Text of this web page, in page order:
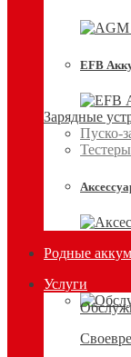
EFB
Зарядные
Пуско-
Родные
Услуги